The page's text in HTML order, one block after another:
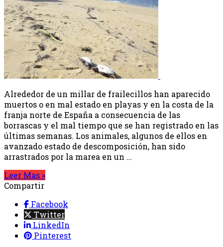
Alrededor de un millar de frailecillos han aparecido
muertos o en mal estado en playas y en la costa de la
franja norte de España a consecuencia de las
borrascas y el mal tiempo que se han registrado en las
últimas semanas. Los animales, algunos de ellos en
avanzado estado de descomposición, han sido
arrastrados por la marea en un …
Leer Mas »
Compartir
Facebook
Twitter
LinkedIn
Pinterest